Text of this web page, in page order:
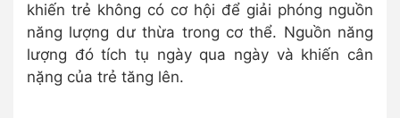
khiến trẻ không có cơ hội để giải phóng nguồn
năng lượng dư thừa trong cơ thể. Nguồn năng
lượng đó tích tụ ngày qua ngày và khiến cân
nặng của trẻ tăng lên.